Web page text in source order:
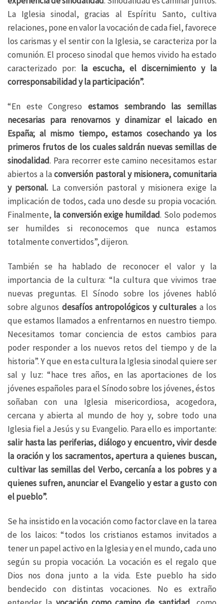
La Iglesia sinodal, gracias al Espíritu Santo, cultiva
relaciones, pone en valor la vocación de cada fiel, favorece
los carismas y el sentir con la Iglesia, se caracteriza por la
comunión. El proceso sinodal que hemos vivido ha estado
caracterizado por: la escucha, el discernimiento y la
corresponsabilidad y la participación”.
“En este Congreso estamos sembrando las semillas
necesarias para renovarnos y dinamizar el laicado en
España; al mismo tiempo, estamos cosechando ya los
primeros frutos de los cuales saldrán nuevas semillas de
sinodalidad. Para recorrer este camino necesitamos estar
abiertos a laconversión pastoral y misionera, comunitaria
y personal. La conversión pastoral y misionera exige la
implicación de todos, cada uno desde su propia vocación.
Finalmente, la conversión exige humildad. Solo podemos
ser humildes si reconocemos que nunca estamos
totalmente convertidos”, dijeron.
También se ha hablado de reconocer el valor y la
importancia de la cultura: “la cultura que vivimos trae
nuevas preguntas. El Sínodo sobre los jóvenes habló
sobre algunos desafíos antropológicos y culturales a los
que estamos llamados a enfrentarnos en nuestro tiempo.
Necesitamos tomar conciencia de estos cambios para
poder responder a los nuevos retos del tiempo y de la
historia”. Y que en esta cultura la Iglesia sinodal quiere ser
sal y luz: “hace tres años, en las aportaciones de los
jóvenes españoles para el Sínodo sobre los jóvenes, éstos
soñaban con una Iglesia misericordiosa, acogedora,
cercana y abierta al mundo de hoy y, sobre todo una
Iglesia fiel a Jesús y su Evangelio. Para ello es importante:
salir hasta las periferias, diálogo y encuentro, vivir desde
la oración y los sacramentos, apertura a quienes buscan,
cultivar las semillas del Verbo, cercanía a los pobres y a
quienes sufren, anunciar el Evangelio y estar a gusto con
el pueblo”.
Se ha insistido en la vocación como factor clave en la tarea
de los laicos: “todos los cristianos estamos invitados a
tener un papel activo en la Iglesia y en el mundo, cada uno
según su propia vocación. La vocación es el regalo que
Dios nos dona junto a la vida. Este pueblo ha sido
bendecido con distintas vocaciones. No es extraño